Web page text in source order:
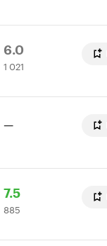
Рейтинг
Кинопоиска
6.0
1
021
1 021
—
Рейтинг
Кинопоиска
7.5
885
оценок
885